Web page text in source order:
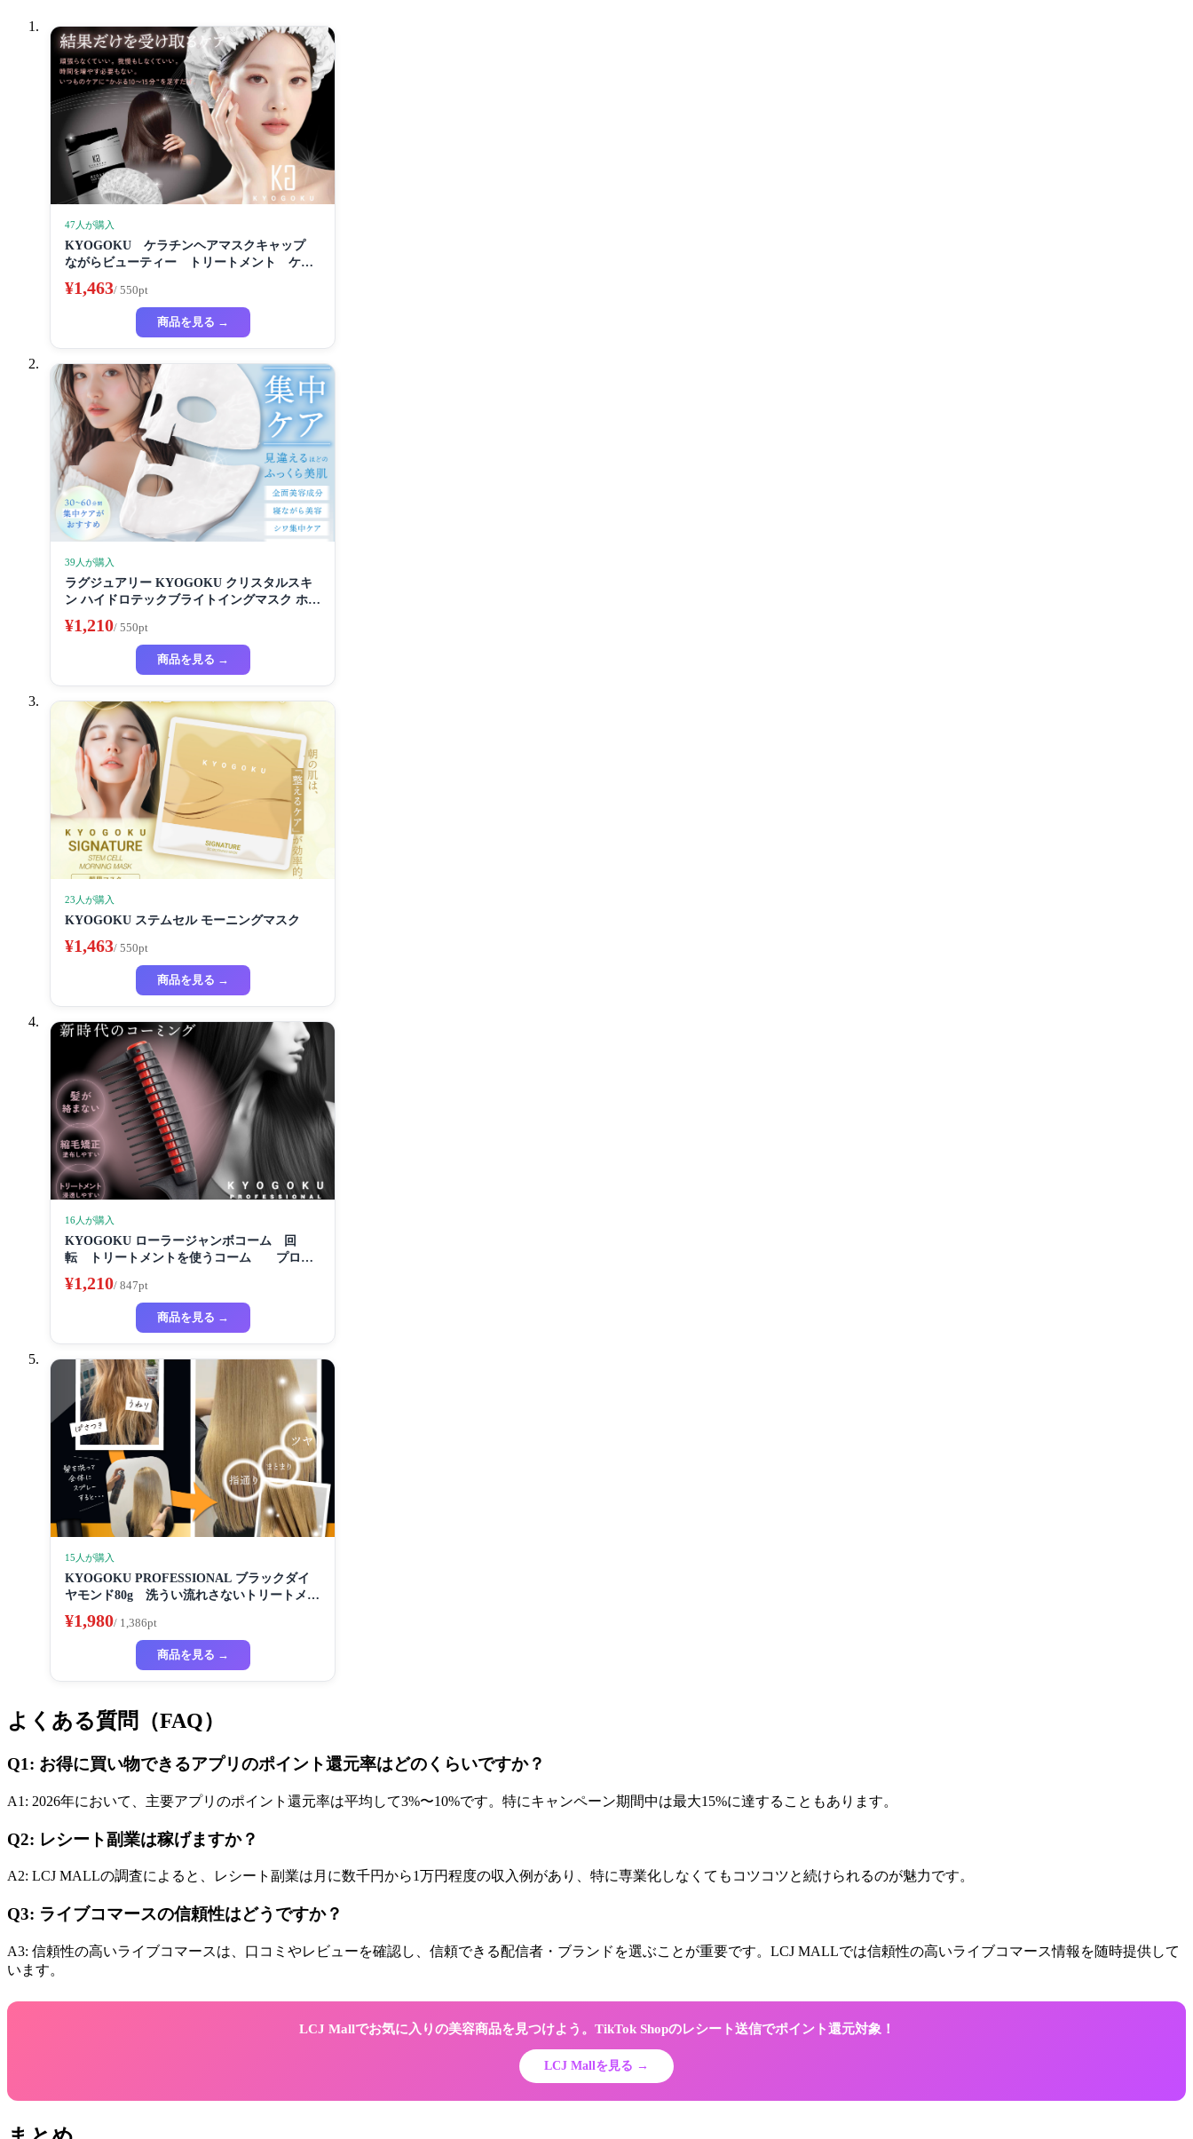
47人が購入
KYOGOKU ケラチンヘアマスクキャップ
ながらビューティー トリートメント ケラ
チン 保湿
¥1,463/ 550pt
商品を見る →
39人が購入
ラグジュアリー KYOGOKU クリスタルスキ
ン ハイドロテックブライトイングマスク ホワ
イトニングマスク 超濃厚保湿 ホワイトニング
フェイスパック ビューティーサロン監修者 シ
ートマスク ハイドラ 美容液
¥1,210/ 550pt
商品を見る →
23人が購入
KYOGOKU ステムセル モーニングマスク
¥1,463/ 550pt
商品を見る →
16人が購入
KYOGOKU ローラージャンボコーム 回
転 トリートメントを使うコーム プロ仕
様
¥1,210/ 847pt
商品を見る →
15人が購入
KYOGOKU PROFESSIONAL ブラックダイ
ヤモンド80g 洗うい流れさないトリートメン
ト ヘアスプレー アルガンオイル協力する (髪
質の改善スプレー)
¥1,980/ 1,386pt
商品を見る →
よくある質問（FAQ）
Q1: お得に買い物できるアプリのポイント還元率はどのくらいですか？
A1: 2026年において、主要アプリのポイント還元率は平均して3%〜10%です。特にキャンペーン期間中は最大15%に達することもあります。
Q2: レシート副業は稼げますか？
A2: LCJ MALLの調査によると、レシート副業は月に数千円から1万円程度の収入例があり、特に専業化しなくてもコツコツと続けられるのが魅力です。
Q3: ライブコマースの信頼性はどうですか？
A3: 信頼性の高いライブコマースは、口コミやレビューを確認し、信頼できる配信者・ブランドを選ぶことが重要です。LCJ MALLでは信頼性の高いライブコマース情報を随時提供して
います。
LCJ Mallでお気に入りの美容商品を見つけよう。TikTok Shopのレシート送信でポイント還元対象！
LCJ Mallを見る →